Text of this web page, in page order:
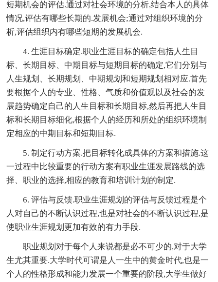
短期机会的评估.通过对社会环境的分析,结合本人的具体
情况,评估有哪些长期的.发展机会;通过对组织环境的分
析,评估组织内有哪些短期的发展机会.
4. 生涯目标确定.职业生涯目标的确定包括人生目
标、长期目标、中期目标与短期目标的确定,它们分别与
人生规划、长期规划、中期规划和短期规划相对应.首先
要根据个人的专业、性格、气质和价值观以及社会的发
展趋势确定自己的人生目标和长期目标,然后再把人生目
标和长期目标细化,根据个人的经历和所处的组织环境制
定相应的中期目标和短期目标.
5. 制定行动方案.把目标转化成具体的方案和措施.这
一过程中比较重要的行动方案有职业生涯发展路线的选
择、职业的选择,相应的教育和培训计划的制定.
6. 评估与反馈.职业生涯规划的评估与反馈过程是个
人对自己的不断认识过程,也是对社会的不断认识过程,是
使职业生涯规划更加有效的有力手段.
职业规划对于每个人来说都是必不可少的,对于大学
生尤其重要.大学时代可谓是人一生中的黄金时代,也是一
个人的性格形成和能力发展一个重要的阶段,大学生做好